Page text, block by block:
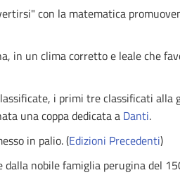
con la matematica
in un clima corretto e leale che
i primi tre classificati alla
una coppa dedicata a Danti.
in palio. (Edizioni Precedenti)
dalla nobile famiglia perugina del